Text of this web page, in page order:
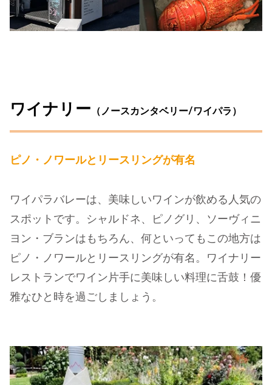
ワイナリー （ノースカンタベリー/ワイパラ）
ピノ・ノワールとリースリングが有名
ワイパラバレーは、美味しいワインが飲める人気の
スポットです。シャルドネ、ピノグリ、ソーヴィニ
ヨン・ブランはもちろん、何といってもこの地方は
ピノ・ノワールとリースリングが有名。ワイナリー
レストランでワイン片手に美味しい料理に舌鼓！優
雅なひと時を過ごしましょう。